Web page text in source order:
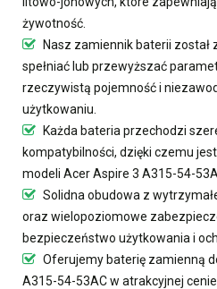
żywotność.
Nasz zamiennik baterii został
spełniać lub przewyższać
rzeczywistą pojemność i
użytkowaniu.
Każda bateria przechodzi
kompatybilności, dzięki czemu
modeli Acer Aspire 3 A315-54-
Solidna obudowa z
oraz wielopoziomowe
bezpieczeństwo użytkowania i
Oferujemybaterię zamienną
A315-54-53ACw atrakcyjnej